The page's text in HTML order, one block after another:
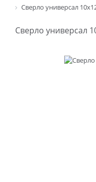
Сверло универсал
Сверло универсал